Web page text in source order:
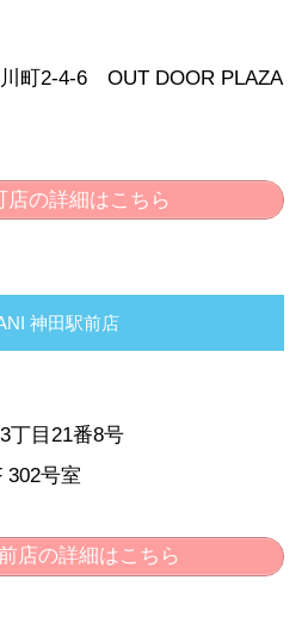
町2-4-6 OUT DOOR PLAZA
店の詳細はこちら
神田駅前店
丁目21番8号
302号室
店の詳細はこちら